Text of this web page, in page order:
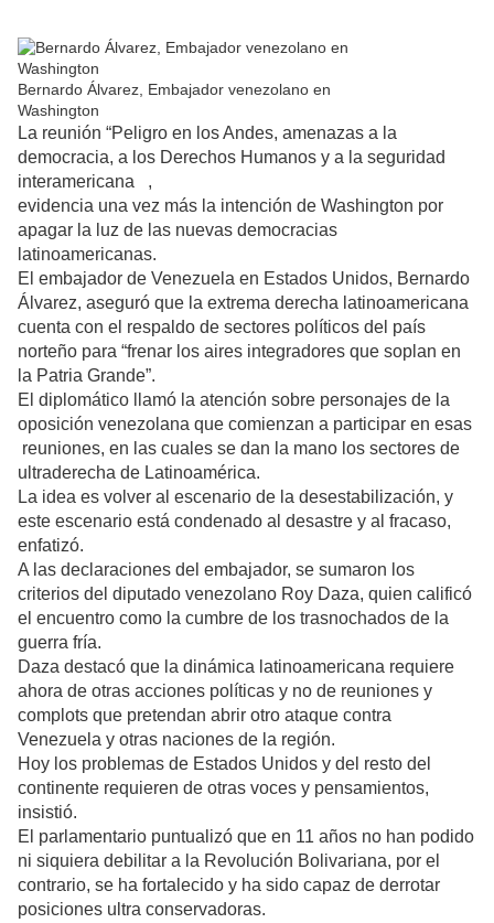
Bernardo Álvarez, Embajador venezolano en
Washington
La reunión “Peligro en los Andes, amenazas a la
democracia, a los Derechos Humanos y a la seguridad
interamericana ,
evidencia una vez más la intención de Washington por
apagar la luz de las nuevas democracias
latinoamericanas.
El embajador de Venezuela en Estados Unidos, Bernardo
Álvarez, aseguró que la extrema derecha latinoamericana
cuenta con el respaldo de sectores políticos del país
norteño para “frenar los aires integradores que soplan en
la Patria Grande”.
El diplomático llamó la atención sobre personajes de la
oposición venezolana que comienzan a participar en esas
reuniones, en las cuales se dan la mano los sectores de
ultraderecha de Latinoamérica.
La idea es volver al escenario de la desestabilización, y
este escenario está condenado al desastre y al fracaso,
enfatizó.
A las declaraciones del embajador, se sumaron los
criterios del diputado venezolano Roy Daza, quien calificó
el encuentro como la cumbre de los trasnochados de la
guerra fría.
Daza destacó que la dinámica latinoamericana requiere
ahora de otras acciones políticas y no de reuniones y
complots que pretendan abrir otro ataque contra
Venezuela y otras naciones de la región.
Hoy los problemas de Estados Unidos y del resto del
continente requieren de otras voces y pensamientos,
insistió.
El parlamentario puntualizó que en 11 años no han podido
ni siquiera debilitar a la Revolución Bolivariana, por el
contrario, se ha fortalecido y ha sido capaz de derrotar
posiciones ultra conservadoras.